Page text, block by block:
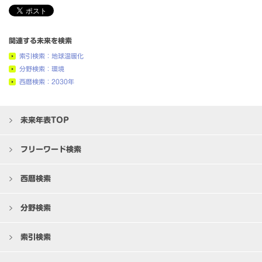
関連する未来を検索
索引検索：地球温暖化
分野検索：環境
西暦検索：2030年
未来年表TOP
フリーワード検索
西暦検索
分野検索
索引検索